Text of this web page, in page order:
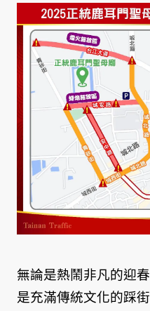
無論是熱鬧非凡的迎
是充滿傳統文化的踩